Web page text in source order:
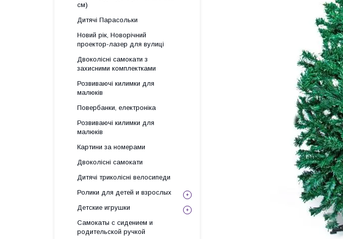
см)
Дитячі Парасольки
Новий рік, Новорічний
проектор-лазер для вулиці
Двоколісні самокати з
захисними комплектками
Розвиваючі килимки для
малюків
Повербанки, електроніка
Розвиваючі килимки для
малюків
Картини за номерами
Двоколісні самокати
Дитячі триколісні велосипеди
Ролики для детей и взрослых
Детские игрушки
Самокаты с сидением и
родительской ручкой